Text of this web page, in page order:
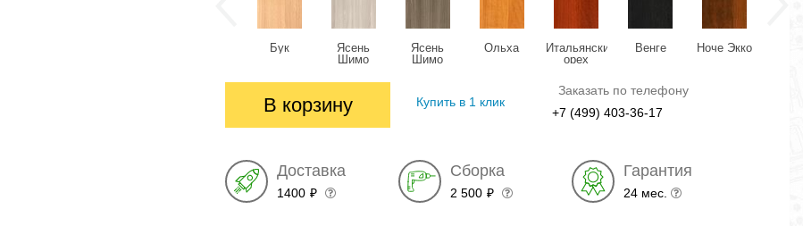
Бук
Ясень
Шимо
Ясень
Шимо
Ольха
Итальянский
орех
Венге Ноче Экко
В корзину Купить в 1 клик
Заказать по телефону
+7 (499) 403-36-17
Доставка
1400 ₽
Сборка
2 500 ₽
Гарантия
24 мес.